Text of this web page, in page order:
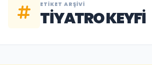
ETIKET ARŞIVI
TIYATRO KEYFI